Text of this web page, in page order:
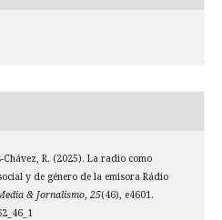
R. (2025). La radio como
y de género de la emisora Rádio
& Jornalismo, 25(46), e4601.